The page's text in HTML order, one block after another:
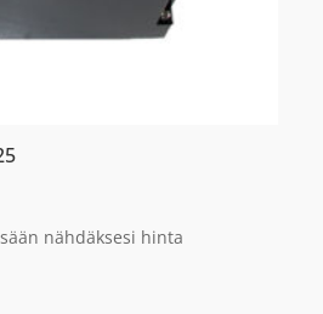
nähdäksesi hinta